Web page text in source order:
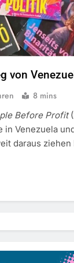
von
8 mins
Before Profit
in Venezuela
daraus ziehen